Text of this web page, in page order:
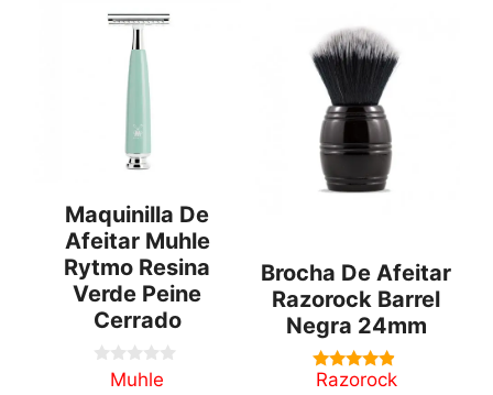
Maquinilla De
Afeitar Muhle
Rytmo Resina
Verde Peine
Cerrado
Muhle
Brocha De Afeitar
Razorock Barrel
Negra 24mm
4.71
Razorock